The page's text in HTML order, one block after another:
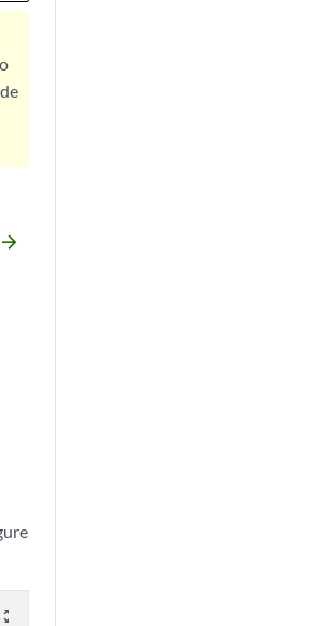
arrow_forward